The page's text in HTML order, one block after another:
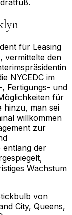
für Leasing
vermittelte den
NYCEDC im
Fertigungs- und
für
hinzu, man sei
willkommen
zur
entlang der
Wachstum
von
City, Queens,